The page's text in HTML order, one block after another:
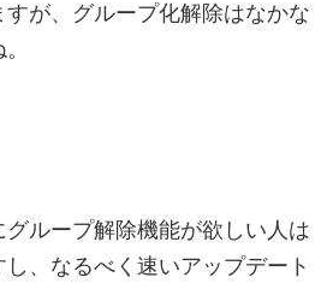
が、グループ化解除はなかな
ループ解除機能が欲しい人は
、なるべく速いアップデート